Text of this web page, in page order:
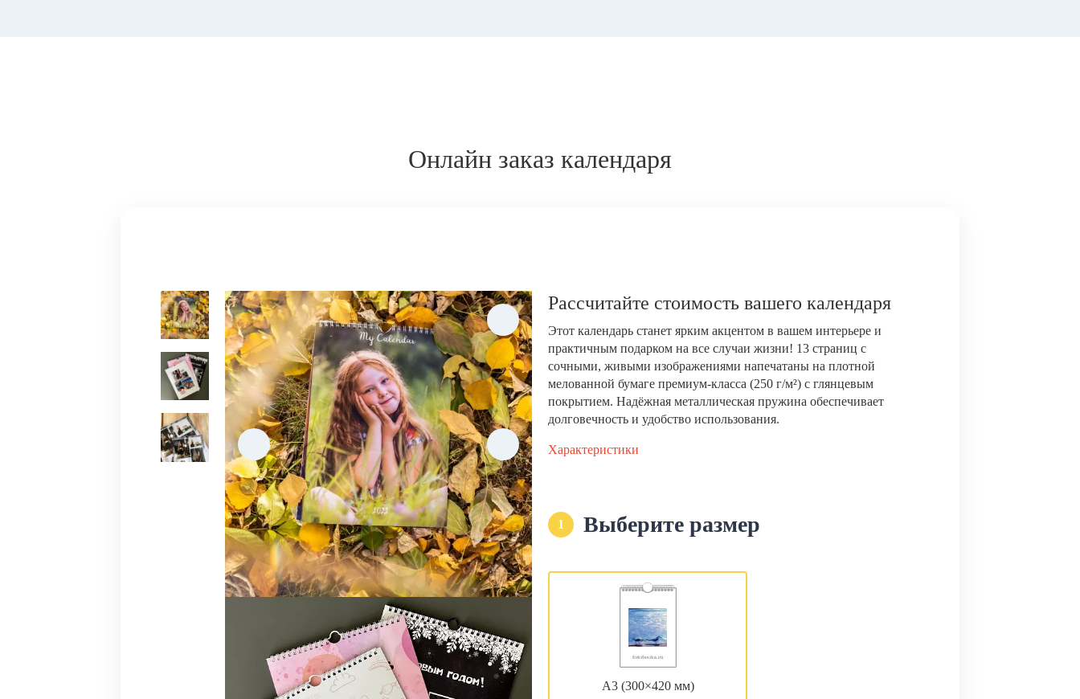
Онлайн заказ календаря
Рассчитайте стоимость вашего календаря
Этот календарь станет ярким акцентом в вашем интерьере и
практичным подарком на все случаи жизни! 13 страниц с
сочными, живыми изображениями напечатаны на плотной
мелованной бумаге премиум-класса (250 г/м²) с глянцевым
покрытием. Надёжная металлическая пружина обеспечивает
долговечность и удобство использования.
Характеристики
1 Выберите размер
А3 (300×420 мм)